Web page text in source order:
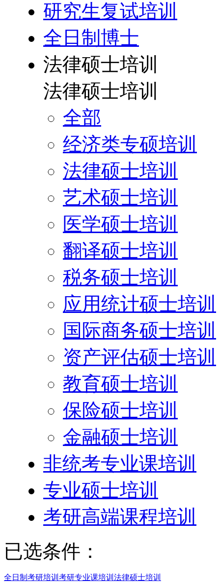
研究生复试培训
全日制博士
法律硕士培训
法律硕士培训
全部
经济类专硕培训
法律硕士培训
艺术硕士培训
医学硕士培训
翻译硕士培训
税务硕士培训
应用统计硕士培训
国际商务硕士培训
资产评估硕士培训
教育硕士培训
保险硕士培训
金融硕士培训
非统考专业课培训
专业硕士培训
考研高端课程培训
已选条件：
全日制考研培训 考研专业课培训 法律硕士培训